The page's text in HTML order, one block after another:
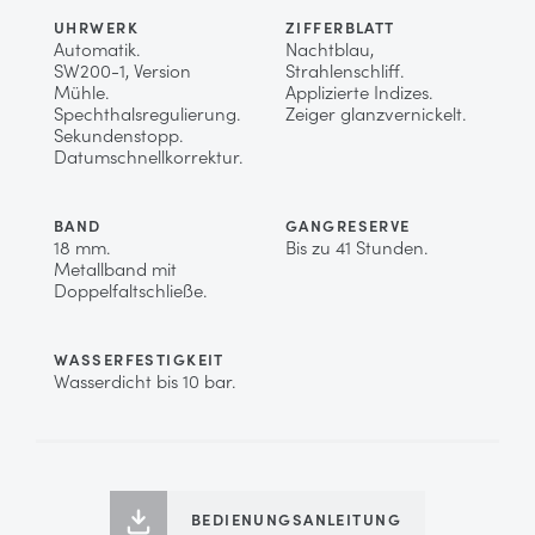
UHRWERK
Automatik.
SW200-1, Version
Mühle.
Spechthalsregulierung.
Sekundenstopp.
Datumschnellkorrektur.
ZIFFERBLATT
Nachtblau,
Strahlenschliff.
Applizierte Indizes.
Zeiger glanzvernickelt.
BAND
18 mm.
Metallband mit
Doppelfaltschließe.
GANGRESERVE
Bis zu 41 Stunden.
WASSERFESTIGKEIT
Wasserdicht bis 10 bar.
BEDIENUNGSANLEITUNG